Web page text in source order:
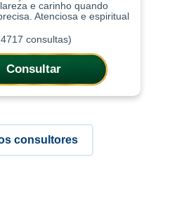
e carinho quando
Atenciosa e espiritual
ajudam a compreender
com mais clareza,
or
consultas)
Consultar
consultores